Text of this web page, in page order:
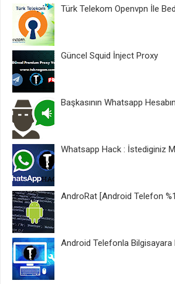
Türk Telekom Openvpn İle
Güncel Squid İnject Proxy
Başkasının Whatsapp
Whatsapp Hack : İstediginiz
AndroRat [Android Telefon
Android Telefonla